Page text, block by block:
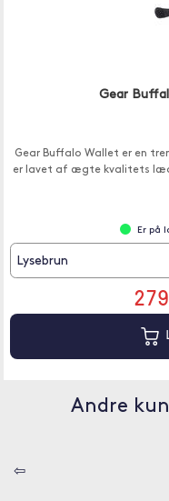
Gear
Gear Buffalo Wallet er en
er lavet af ægte kvalitets
Er på
Lysebrun
Andre
⇦